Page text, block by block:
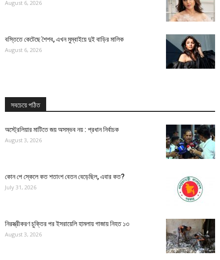
August 6, 2026
বস্তিতে কেটেছে শৈশব, এখন মুম্বাইয়ে দুই বাড়ির মালিক
August 6, 2026
সবচেয়ে পঠিত
অস্ট্রেলিয়ার মাটিতে জয় অসম্ভব নয় : প্রধান নির্বাচক
August 3, 2026
কোন পে স্কেলে কত শতাংশ বেতন বেড়েছিল, এবার কত?
July 31, 2026
নিরস্ত্রীকরণ চুক্তির পর ইসরায়েলি হামলায় গাজায় নিহত ১৩
August 3, 2026